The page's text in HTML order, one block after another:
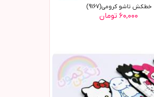
خطکش تاشو کرومی(9167)
۶۰,۰۰۰ تومان